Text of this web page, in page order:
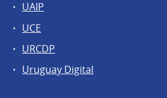
UAIP
UCE
URCDP
Uruguay Digital